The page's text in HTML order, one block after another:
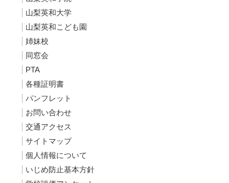
山梨英和大学
山梨英和こども園
姉妹校
同窓会
PTA
各種証明書
パンフレット
お問い合わせ
交通アクセス
サイトマップ
個人情報について
いじめ防止基本方針